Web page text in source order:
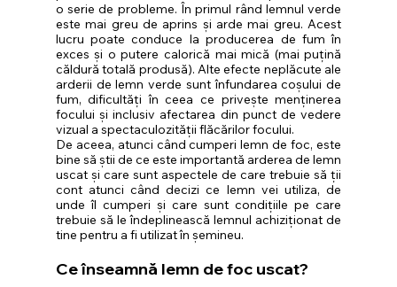
o serie de probleme. În primul rând lemnul verde
este mai greu de aprins și arde mai greu. Acest
lucru poate conduce la producerea de fum în
exces și o putere calorică mai mică (mai puțină
căldură totală produsă). Alte efecte neplăcute ale
arderii de lemn verde sunt înfundarea coșului de
fum, dificultăți în ceea ce privește menținerea
focului și inclusiv afectarea din punct de vedere
vizual a spectaculozității flăcărilor focului.
De aceea, atunci când cumperi lemn de foc, este
bine să știi de ce este importantă arderea de lemn
uscat și care sunt aspectele de care trebuie să ții
cont atunci când decizi ce lemn vei utiliza, de
unde îl cumperi și care sunt condițiile pe care
trebuie să le îndeplinească lemnul achiziționat de
tine pentru a fi utilizat în șemineu.
Ce înseamnă lemn de foc uscat?